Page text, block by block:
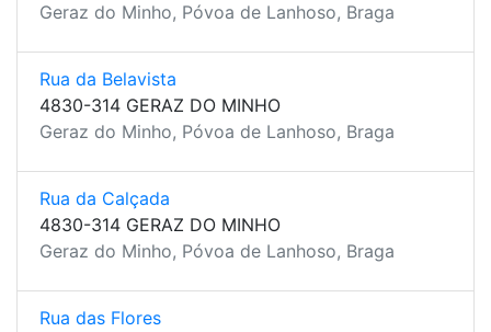
Geraz do Minho, Póvoa de Lanhoso, Braga
Rua da Belavista
4830-314 GERAZ DO MINHO
Geraz do Minho, Póvoa de Lanhoso, Braga
Rua da Calçada
4830-314 GERAZ DO MINHO
Geraz do Minho, Póvoa de Lanhoso, Braga
Rua das Flores